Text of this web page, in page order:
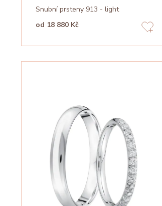
Snubní prsteny 913 - light
od 18 880 Kč